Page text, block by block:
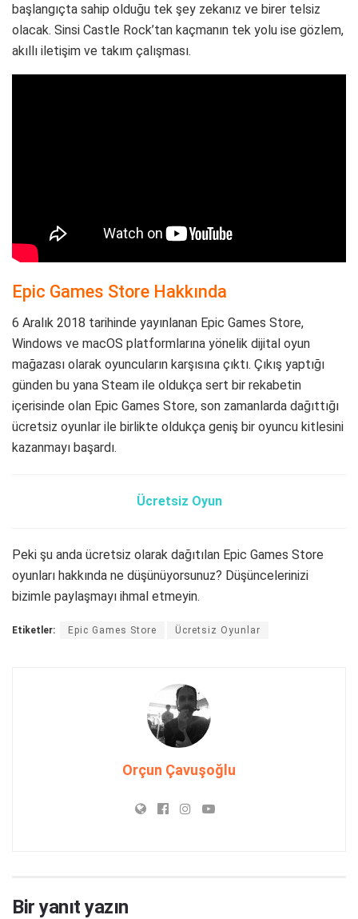
başlangıçta sahip olduğu tek şey zekanız ve birer telsiz
olacak. Sinsi Castle Rock’tan kaçmanın tek yolu ise gözlem,
akıllı iletişim ve takım çalışması.
Epic Games Store Hakkında
6 Aralık 2018 tarihinde yayınlanan Epic Games Store,
Windows ve macOS platformlarına yönelik dijital oyun
mağazası olarak oyuncuların karşısına çıktı. Çıkış yaptığı
günden bu yana Steam ile oldukça sert bir rekabetin
içerisinde olan Epic Games Store, son zamanlarda dağıttığı
ücretsiz oyunlar ile birlikte oldukça geniş bir oyuncu kitlesini
kazanmayı başardı.
Ücretsiz Oyun
Peki şu anda ücretsiz olarak dağıtılan Epic Games Store
oyunları hakkında ne düşünüyorsunuz? Düşüncelerinizi
bizimle paylaşmayı ihmal etmeyin.
Etiketler: Epic Games Store Ücretsiz Oyunlar
Orçun Çavuşoğlu
Bir yanıt yazın